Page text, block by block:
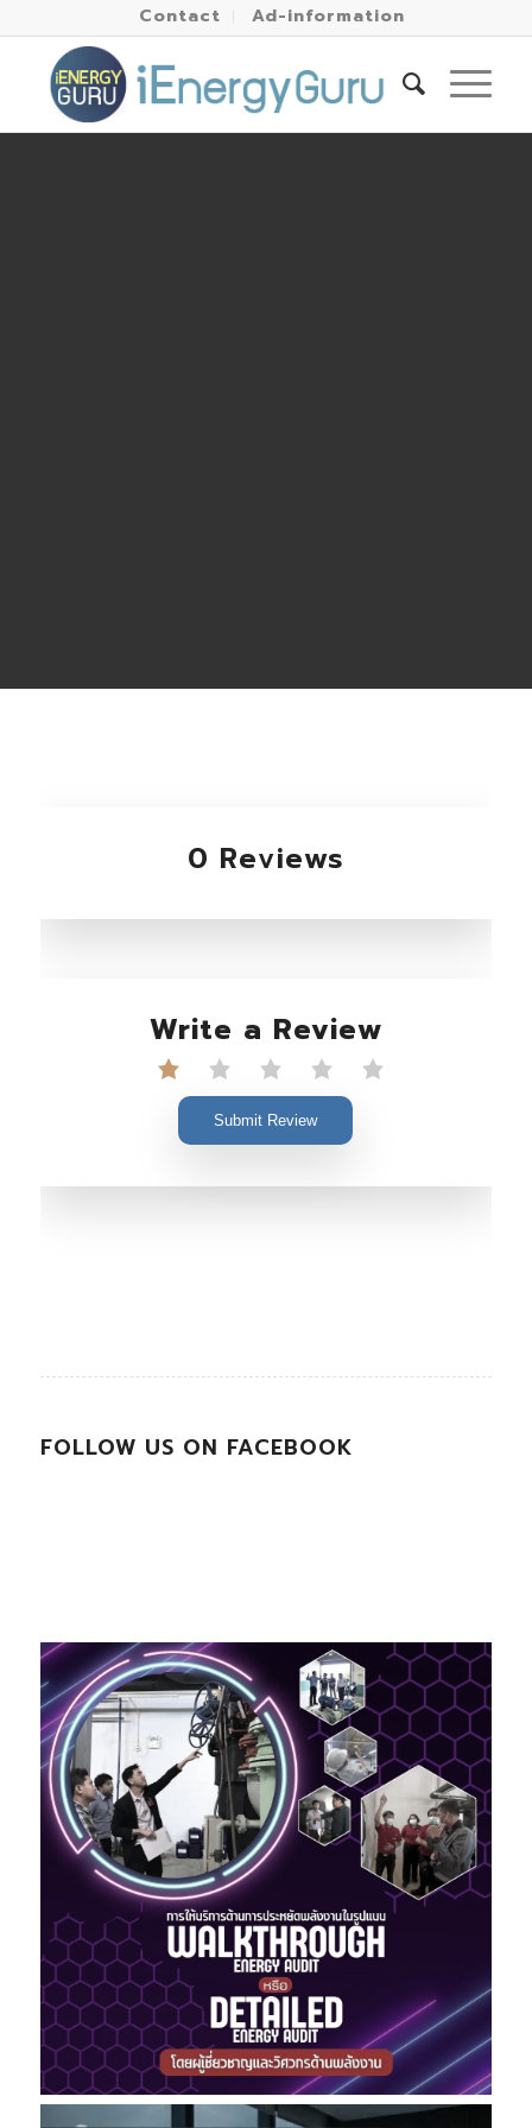
Contact Ad-information
0 Reviews
Write a Review
Submit Review
FOLLOW US ON FACEBOOK